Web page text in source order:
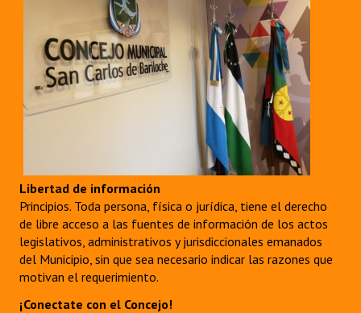
Libertad de información
Principios. Toda persona, física o jurídica, tiene el derecho
de libre acceso a las fuentes de información de los actos
legislativos, administrativos y jurisdiccionales emanados
del Municipio, sin que sea necesario indicar las razones que
motivan el requerimiento.
¡Conectate con el Concejo!